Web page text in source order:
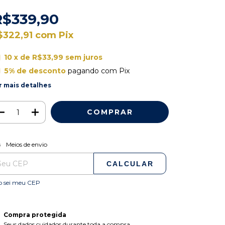
com Pix
10 x de R$33,99 sem juros
5% de descontopagando com Pix
mais detalhes
para o CEP:
Meios de envio
CALCULAR
sei meu CEP
Compra protegida